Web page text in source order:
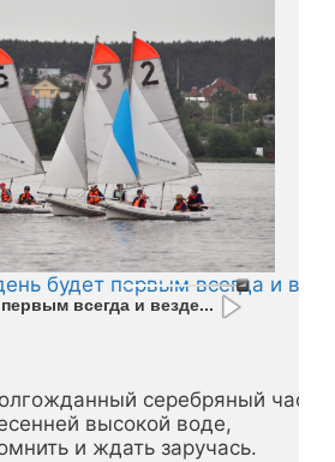
будет первым всегда и
всегда и везде...
серебряный час:
высокой воде,
и ждать заручась.